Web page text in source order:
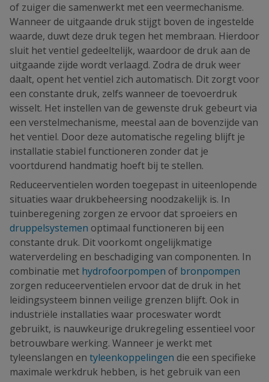
of zuiger die samenwerkt met een veermechanisme.
Wanneer de uitgaande druk stijgt boven de ingestelde
waarde, duwt deze druk tegen het membraan. Hierdoor
sluit het ventiel gedeeltelijk, waardoor de druk aan de
uitgaande zijde wordt verlaagd. Zodra de druk weer
daalt, opent het ventiel zich automatisch. Dit zorgt voor
een constante druk, zelfs wanneer de toevoerdruk
wisselt. Het instellen van de gewenste druk gebeurt via
een verstelmechanisme, meestal aan de bovenzijde van
het ventiel. Door deze automatische regeling blijft je
installatie stabiel functioneren zonder dat je
voortdurend handmatig hoeft bij te stellen.
Reduceerventielen worden toegepast in uiteenlopende
situaties waar drukbeheersing noodzakelijk is. In
tuinberegening zorgen ze ervoor dat sproeiers en
druppelsystemen optimaal functioneren bij een
constante druk. Dit voorkomt ongelijkmatige
waterverdeling en beschadiging van componenten. In
combinatie met hydrofoorpompen of bronpompen
zorgen reduceerventielen ervoor dat de druk in het
leidingsysteem binnen veilige grenzen blijft. Ook in
industriële installaties waar proceswater wordt
gebruikt, is nauwkeurige drukregeling essentieel voor
betrouwbare werking. Wanneer je werkt met
tyleenslangen en tyleenkoppelingen die een specifieke
maximale werkdruk hebben, is het gebruik van een